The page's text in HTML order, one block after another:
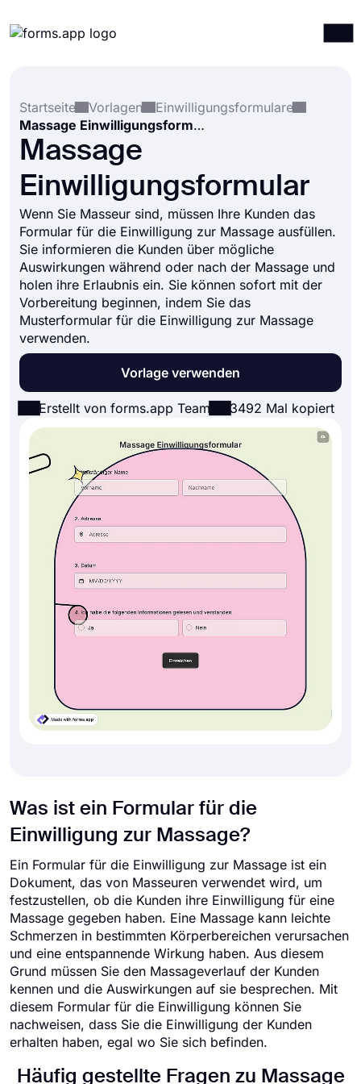
Integrationen
Vorlagen
Ressourcen
Startseite
Vorlagen
Einwilligungsformulare
Massage Einwilligungsformular
Massage
Einwilligungsformular
Wenn Sie Masseur sind, müssen Ihre Kunden das
Formular für die Einwilligung zur Massage ausfüllen.
Sie informieren die Kunden über mögliche
Auswirkungen während oder nach der Massage und
holen ihre Erlaubnis ein. Sie können sofort mit der
Vorbereitung beginnen, indem Sie das
Musterformular für die Einwilligung zur Massage
verwenden.
Vorlage verwenden
Erstellt von forms.app Team 3492 Mal kopiert
Was ist ein Formular für die
Einwilligung zur Massage?
Ein Formular für die Einwilligung zur Massage ist ein
Dokument, das von Masseuren verwendet wird, um
festzustellen, ob die Kunden ihre Einwilligung für eine
Massage gegeben haben. Eine Massage kann leichte
Schmerzen in bestimmten Körperbereichen verursachen
und eine entspannende Wirkung haben. Aus diesem
Grund müssen Sie den Massageverlauf der Kunden
kennen und die Auswirkungen auf sie besprechen. Mit
diesem Formular für die Einwilligung können Sie
nachweisen, dass Sie die Einwilligung der Kunden
erhalten haben, egal wo Sie sich befinden.
Häufig gestellte Fragen zu Massage